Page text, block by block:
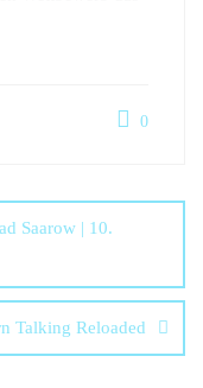
0
Saarow | 10.
Talking Reloaded